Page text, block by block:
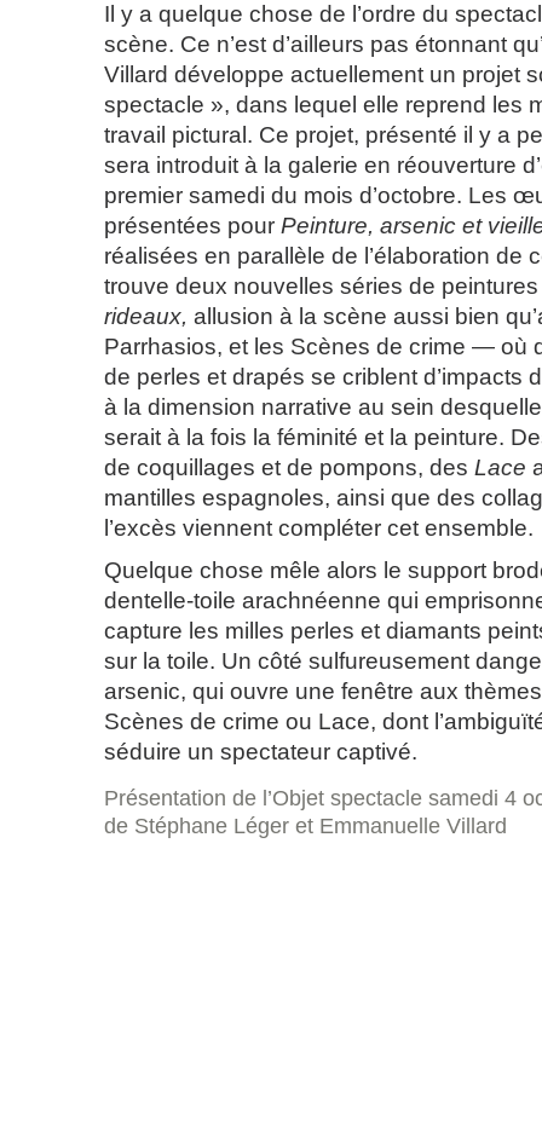
Il y a quelque chose de l’ordre du
scène. Ce n’est d’ailleurs pas étonnant
Villard développe actuellement un projet
spectacle », dans lequel elle reprend les
travail pictural. Ce projet, présenté il y a
sera introduit à la galerie en réouverture
premier samedi du mois d’octobre. Les
présentées pour Peinture, arsenic et
réalisées en parallèle de l’élaboration de
trouve deux nouvelles séries de
rideaux, allusion à la scène aussi bien
Parrhasios, et les Scènes de crime — où
de perles et drapés se criblent d’impacts
à la dimension narrative au sein
serait à la fois la féminité et la peinture.
de coquillages et de pompons, des Lace
mantilles espagnoles, ainsi que des
l’excès viennent compléter cet ensemble.
Quelque chose mêle alors le support
dentelle-toile arachnéenne qui
capture les milles perles et diamants
sur la toile. Un côté sulfureusement
arsenic, qui ouvre une fenêtre aux
Scènes de crime ou Lace, dont
séduire un spectateur captivé.
Présentation de l’Objet spectacle samedi 4
de Stéphane Léger et Emmanuelle Villard